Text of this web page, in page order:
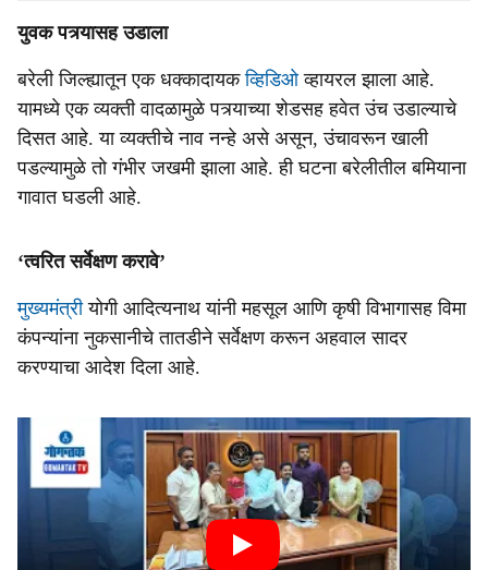
युवक पत्र्यासह उडाला
बरेली जिल्ह्यातून एक धक्कादायकव्हिडिओव्हायरल झाला आहे.
यामध्ये एक व्यक्ती वादळामुळे पत्र्याच्या शेडसह हवेत उंच उडाल्याचे
दिसत आहे. या व्यक्तीचे नाव नन्हे असे असून, उंचावरून खाली
पडल्यामुळे तो गंभीर जखमी झाला आहे. ही घटना बरेलीतील बमियाना
गावात घडली आहे.
‘त्वरित सर्वेक्षण करावे’
मुख्यमंत्रीयोगी आदित्यनाथ यांनी महसूल आणि कृषी विभागासह विमा
कंपन्यांना नुकसानीचे तातडीने सर्वेक्षण करून अहवाल सादर
करण्याचा आदेश दिला आहे.